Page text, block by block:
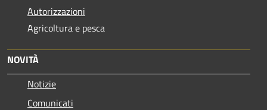
Autorizzazioni
Agricoltura e pesca
NOVITÀ
Notizie
Comunicati